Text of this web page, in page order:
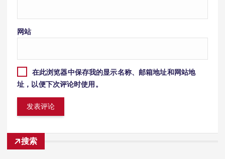
网站
在此浏览器中保存我的显示名称、邮箱地址和网站地
址，以便下次评论时使用。
搜索